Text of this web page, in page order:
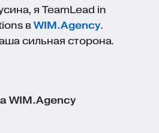
я TeamLead in
в WIM.Agency.
сильная сторона.
WIM.Agency